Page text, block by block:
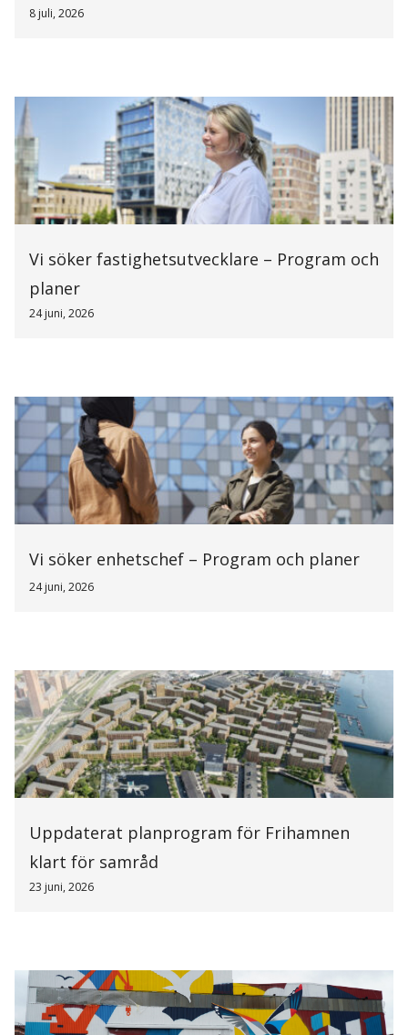
8 juli, 2026
Vi söker fastighetsutvecklare – Program och
planer
24 juni, 2026
Vi söker enhetschef – Program och planer
24 juni, 2026
Uppdaterat planprogram för Frihamnen
klart för samråd
23 juni, 2026